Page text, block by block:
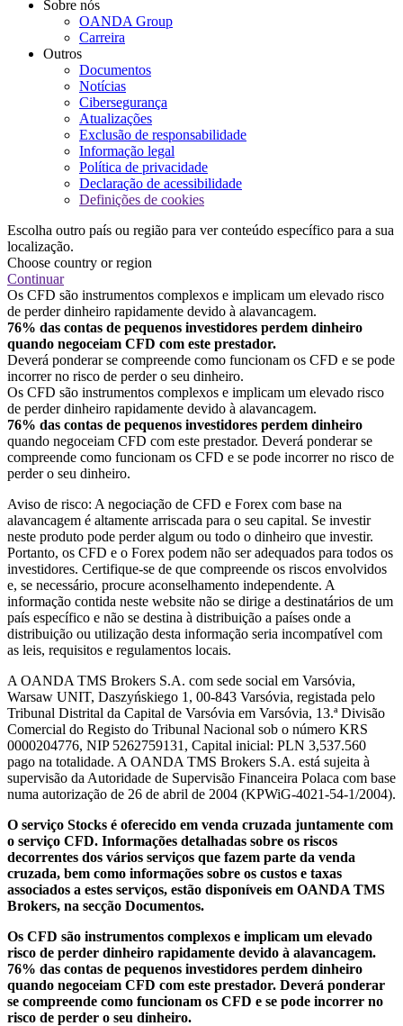
Sobre nós
OANDA Group
Carreira
Outros
Documentos
Notícias
Cibersegurança
Atualizações
Exclusão de responsabilidade
Informação legal
Política de privacidade
Declaração de acessibilidade
Definições de cookies
Escolha outro país ou região para ver conteúdo específico para a sua
localização.
Choose country or region
Continuar
Os CFD são instrumentos complexos e implicam um elevado risco
de perder dinheiro rapidamente devido à alavancagem.
76% das contas de pequenos investidores perdem dinheiro
quando negoceiam CFD com este prestador.
Deverá ponderar se compreende como funcionam os CFD e se pode
incorrer no risco de perder o seu dinheiro.
Os CFD são instrumentos complexos e implicam um elevado risco
de perder dinheiro rapidamente devido à alavancagem.
76% das contas de pequenos investidores perdem dinheiro
quando negoceiam CFD com este prestador. Deverá ponderar se
compreende como funcionam os CFD e se pode incorrer no risco de
perder o seu dinheiro.
Aviso de risco: A negociação de CFD e Forex com base na
alavancagem é altamente arriscada para o seu capital. Se investir
neste produto pode perder algum ou todo o dinheiro que investir.
Portanto, os CFD e o Forex podem não ser adequados para todos os
investidores. Certifique-se de que compreende os riscos envolvidos
e, se necessário, procure aconselhamento independente. A
informação contida neste website não se dirige a destinatários de um
país específico e não se destina à distribuição a países onde a
distribuição ou utilização desta informação seria incompatível com
as leis, requisitos e regulamentos locais.
A OANDA TMS Brokers S.A. com sede social em Varsóvia,
Warsaw UNIT, Daszyńskiego 1, 00-843 Varsóvia, registada pelo
Tribunal Distrital da Capital de Varsóvia em Varsóvia, 13.ª Divisão
Comercial do Registo do Tribunal Nacional sob o número KRS
0000204776, NIP 5262759131, Capital inicial: PLN 3,537.560
pago na totalidade. A OANDA TMS Brokers S.A. está sujeita à
supervisão da Autoridade de Supervisão Financeira Polaca com base
numa autorização de 26 de abril de 2004 (KPWiG-4021-54-1/2004).
O serviço Stocks é oferecido em venda cruzada juntamente com
o serviço CFD. Informações detalhadas sobre os riscos
decorrentes dos vários serviços que fazem parte da venda
cruzada, bem como informações sobre os custos e taxas
associados a estes serviços, estão disponíveis em OANDA TMS
Brokers, na secção Documentos.
Os CFD são instrumentos complexos e implicam um elevado
risco de perder dinheiro rapidamente devido à alavancagem.
76% das contas de pequenos investidores perdem dinheiro
quando negoceiam CFD com este prestador. Deverá ponderar
se compreende como funcionam os CFD e se pode incorrer no
risco de perder o seu dinheiro.